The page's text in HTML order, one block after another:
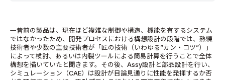
一昔前の製品は、現在ほど複雑な制御や構造、機能を有するシステム
ではなかったため、開発プロセスにおける構想設計の段階では、熟練
技術者や少数の主要技術者が「匠の技術（いわゆる”カン・コツ”）」
によって検討、あるいは内製ツールによる簡易計算を行うことで全体
構想を描いていたと聞きます。その後、Assy設計と部品設計を行い、
シミュレーション（CAE）は設計が目論見通りに性能を発揮するか否